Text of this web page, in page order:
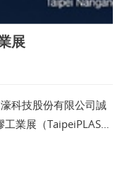
展
科技股份有限公司誠
業展（TaipeiPLAS
二）至9月19日